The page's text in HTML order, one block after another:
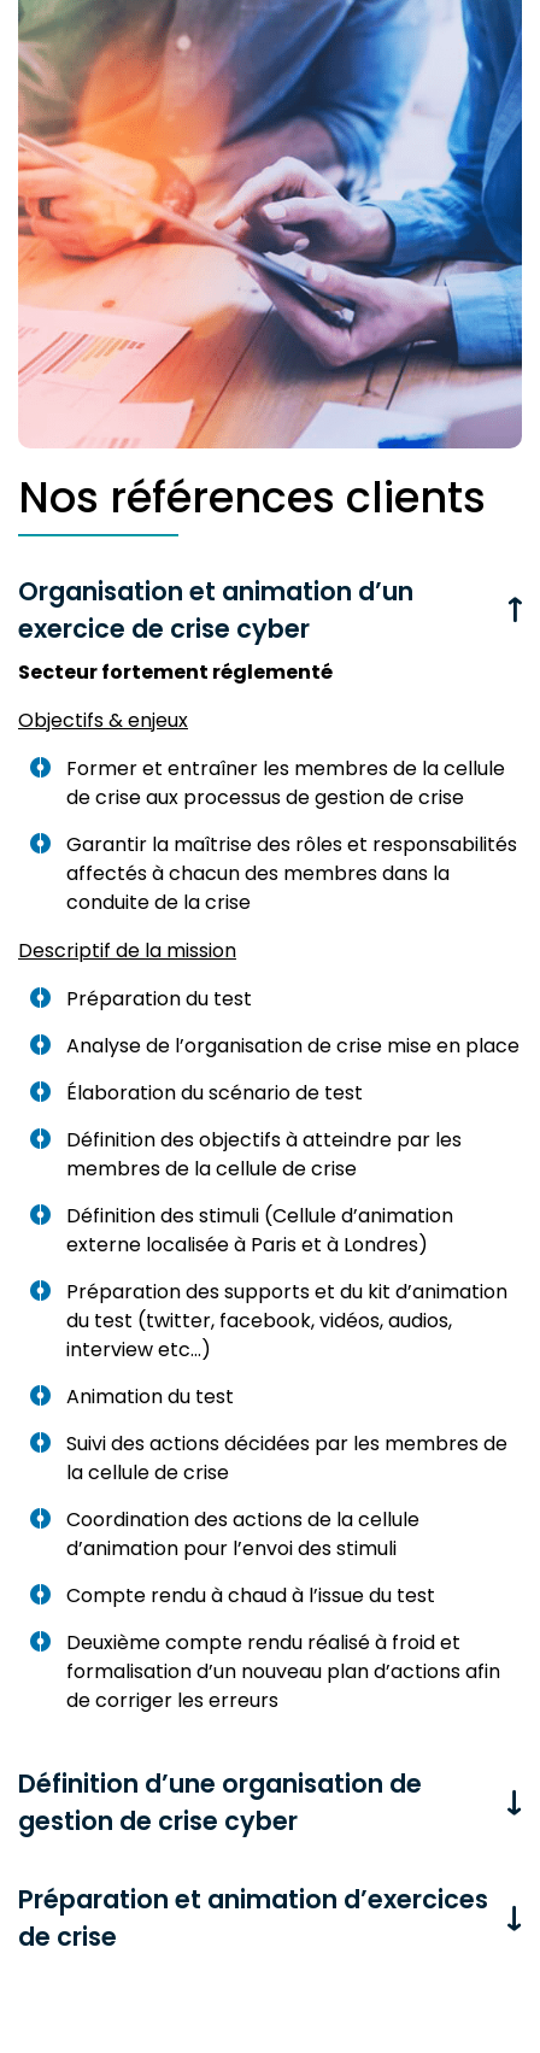
Nos références clients
Organisation et animation d’un
exercice de crise cyber
Secteur fortement réglementé
Objectifs & enjeux
Former et entraîner les membres de la cellule
de crise aux processus de gestion de crise
Garantir la maîtrise des rôles et responsabilités
affectés à chacun des membres dans la
conduite de la crise
Descriptif de la mission
Préparation du test
Analyse de l’organisation de crise mise en place
Élaboration du scénario de test
Définition des objectifs à atteindre par les
membres de la cellule de crise
Définition des stimuli (Cellule d’animation
externe localisée à Paris et à Londres)
Préparation des supports et du kit d’animation
du test (twitter, facebook, vidéos, audios,
interview etc…)
Animation du test
Suivi des actions décidées par les membres de
la cellule de crise
Coordination des actions de la cellule
d’animation pour l’envoi des stimuli
Compte rendu à chaud à l’issue du test
Deuxième compte rendu réalisé à froid et
formalisation d’un nouveau plan d’actions afin
de corriger les erreurs
Définition d’une organisation de
gestion de crise cyber
Préparation et animation d’exercices
de crise